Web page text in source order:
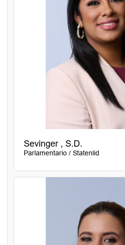
Sevinger , S.D.
Parlamentario / Statenlid